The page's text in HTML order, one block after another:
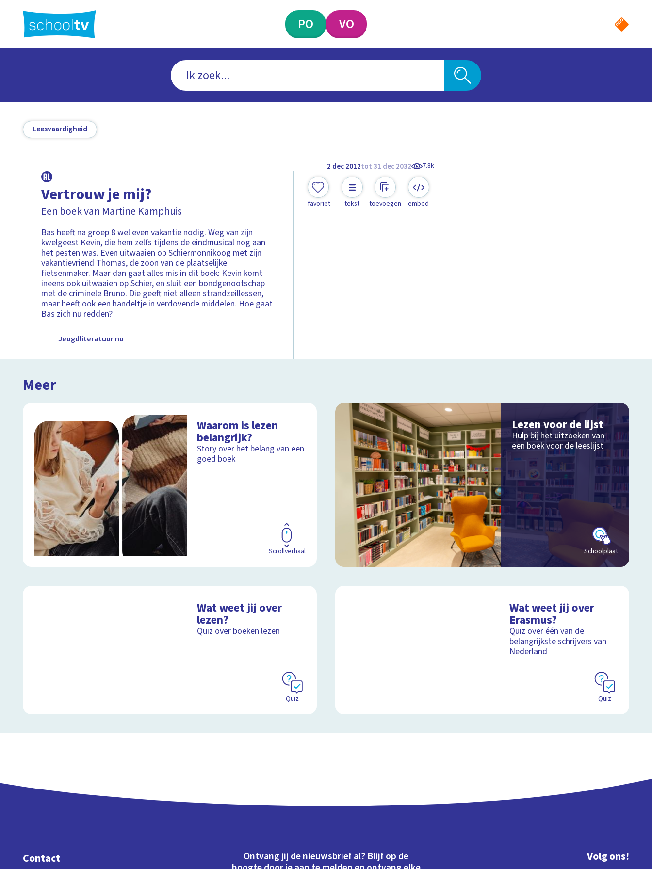
hoofdinhoud
PO VO
Leesvaardigheid
2 dec 2012tot 31 dec 2032 7.8k
Vertrouw je mij?
Een boek van Martine Kamphuis
Bas heeft na groep 8 wel even vakantie nodig. Weg van zijn
kwelgeest Kevin, die hem zelfs tijdens de eindmusical nog aan
het pesten was. Even uitwaaien op Schiermonnikoog met zijn
vakantievriend Thomas, de zoon van de plaatselijke
fietsenmaker. Maar dan gaat alles mis in dit boek: Kevin komt
ineens ook uitwaaien op Schier, en sluit een bondgenootschap
met de criminele Bruno. Die geeft niet alleen strandzeillessen,
maar heeft ook een handeltje in verdovende middelen. Hoe gaat
Bas zich nu redden?
Jeugdliteratuur nu
favoriet tekst toevoegen embed
Meer
Waarom is lezen
belangrijk?
Story over het belang van een
goed boek
Scrollverhaal
Lezen voor de lijst
Hulp bij het uitzoeken van
een boek voor de leeslijst
Schoolplaat
Wat weet jij over
lezen?
Quiz over boeken lezen
Quiz
Wat weet jij over
Erasmus?
Quiz over één van de
belangrijkste schrijvers van
Nederland
Quiz
Contact
Ontvang jij de nieuwsbrief al? Blijf op de
Volg ons!